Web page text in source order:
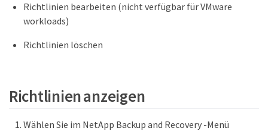
Richtlinien bearbeiten (nicht verfügbar für VMware
workloads)
Richtlinien löschen
Richtlinien anzeigen
Wählen Sie im NetApp Backup and Recovery -Menü